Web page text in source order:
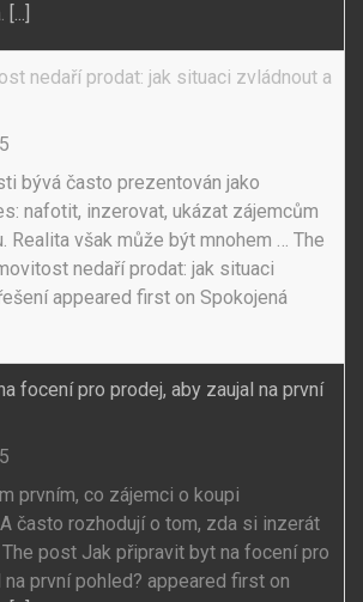
[...]
nedaří prodat: jak situaci zvládnout a
bývá často prezentován jako
nafotit, inzerovat, ukázat zájemcům
Realita však může být mnohem … The
nedaří prodat: jak situaci
appeared first on Spokojená
focení pro prodej, aby zaujal na první
prvním, co zájemci o koupi
často rozhodují o tom, zda si inzerát
post Jak připravit byt na focení pro
na první pohled? appeared first on